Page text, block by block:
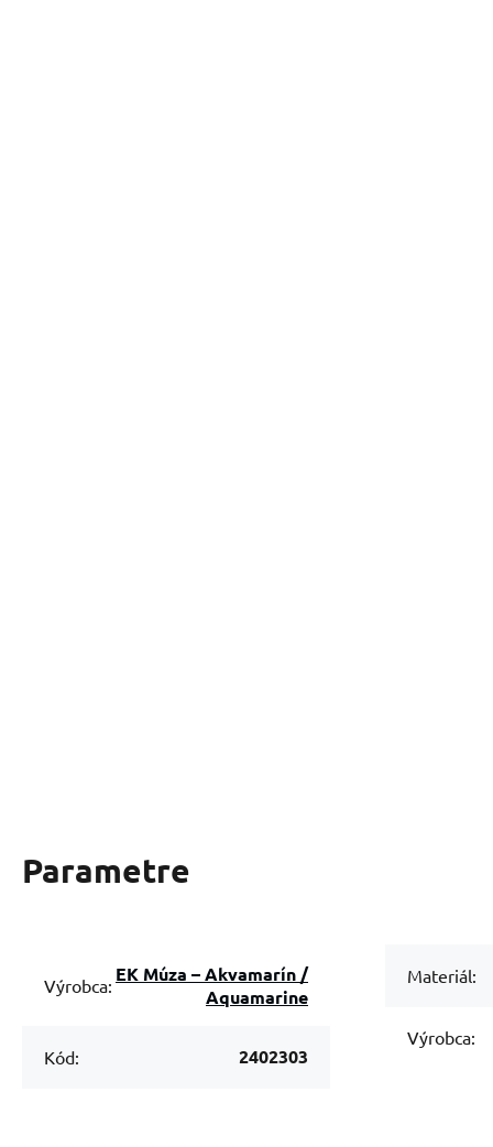
Parametre
Výrobca: EK Múza – Akvamarín /
Aquamarine
Kód: 2402303
Materiál:
Výrobca: